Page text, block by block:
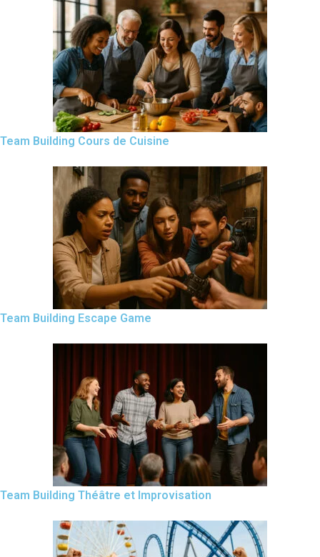
Team Building Cours de Cuisine
Team Building Escape Game
Team Building Théâtre et Improvisation